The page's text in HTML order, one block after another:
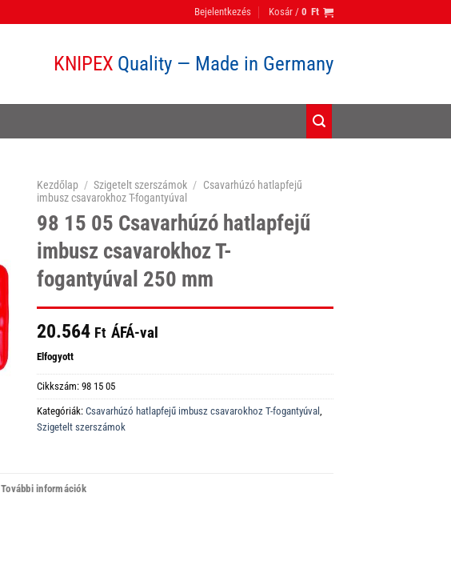
Bejelentkezés Kosár / 0 Ft
KNIPEX Quality — Made in Germany
Kezdőlap / Szigetelt szerszámok / Csavarhúzó hatlapfejű
imbusz csavarokhoz T-fogantyúval
98 15 05 Csavarhúzó hatlapfejű
imbusz csavarokhoz T-
fogantyúval 250 mm
20.564 Ft ÁFÁ-val
Elfogyott
Cikkszám:98 15 05
Kategóriák:Csavarhúzó hatlapfejű imbusz csavarokhoz T-fogantyúval
Szigetelt szerszámok
További információk